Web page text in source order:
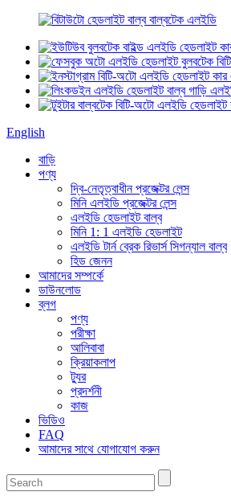
English
বাড়ি
পণ্য
দ্বি-নেতৃত্বাধীন প্রজেক্টর লেন্স
মিনি এলইডি প্রজেক্টর লেন্স
এলইডি হেডলাইট বাল্ব
মিনি 1: 1 এলইডি হেডলাইট
এলইডি টার্ন ব্রেক রিভার্স সিগন্যাল বাল্ব
হিড জেনন
আমাদের সম্পর্কে
ডাউনলোড
ব্লগ
পণ্য
পরীক্ষা
আলিবাবা
ক্রিয়াকলাপ
ট্যুর
প্রদর্শনী
কাজ
ভিডিও
FAQ
আমাদের সাথে যোগাযোগ করুন